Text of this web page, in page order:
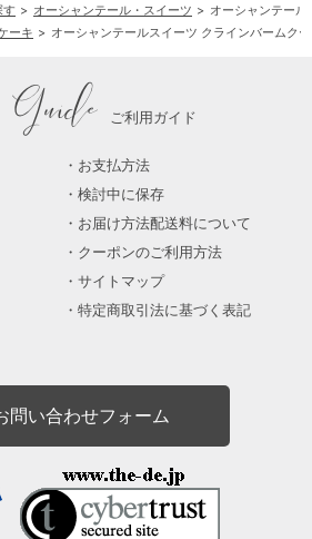
す オーシャンテール・スイーツ
オーシャンテー
ーキ
オーシャンテールスイーツ クラインバームク
ご利用ガイド
お支払方法
検討中に保存
お届け方法配送料について
クーポンのご利用方法
サイトマップ
特定商取引法に基づく表記
問い合わせフォーム